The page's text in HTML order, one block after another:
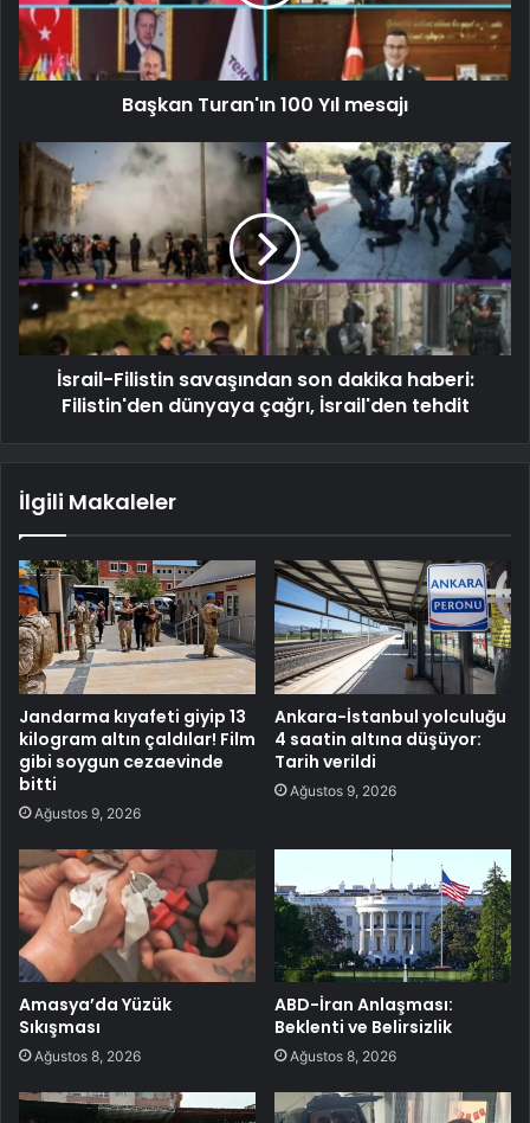
Başkan Turan'ın 100 Yıl mesajı
İsrail-Filistin savaşından son dakika haberi:
Filistin'den dünyaya çağrı, İsrail'den tehdit
İlgili Makaleler
Jandarma kıyafeti giyip 13
kilogram altın çaldılar! Film
gibi soygun cezaevinde
bitti
Ağustos 9, 2026
Ankara-İstanbul yolculuğu
4 saatin altına düşüyor:
Tarih verildi
Ağustos 9, 2026
Amasya’da Yüzük
Sıkışması
Ağustos 8, 2026
ABD-İran Anlaşması:
Beklenti ve Belirsizlik
Ağustos 8, 2026